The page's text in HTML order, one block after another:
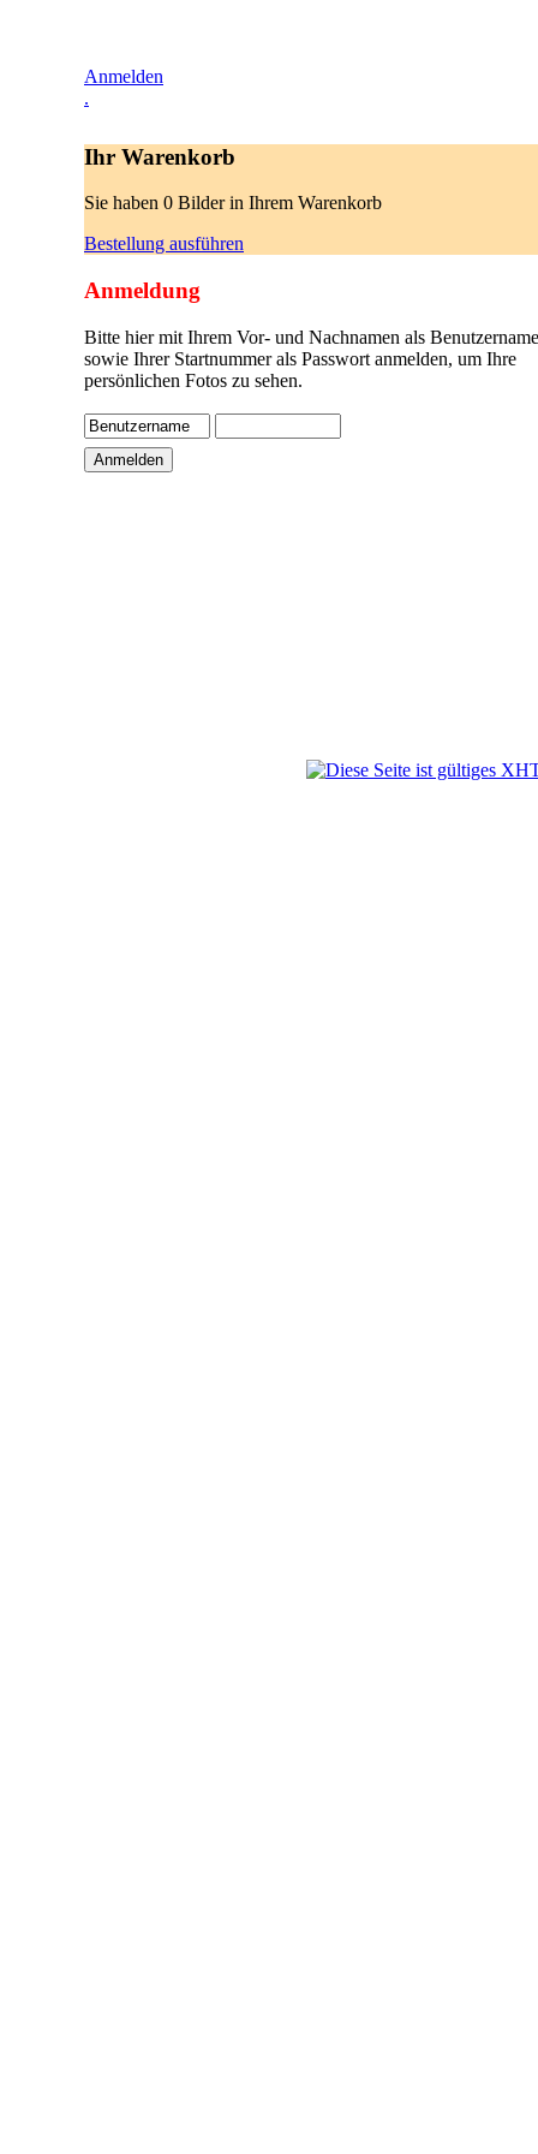
Anmelden
.
Ihr Warenkorb
Sie haben 0 Bilder in Ihrem Warenkorb
Bestellung ausführen
Anmeldung
Bitte hier mit Ihrem Vor- und Nachnamen als
sowie Ihrer Startnummer als Passwort anmelden, um Ihre
persönlichen Fotos zu sehen.